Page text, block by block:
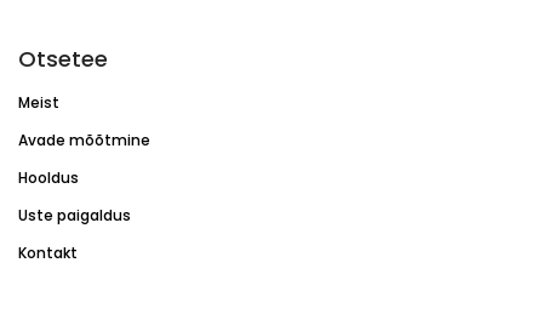
Otsetee
Meist
Avade mõõtmine
Hooldus
Uste paigaldus
Kontakt